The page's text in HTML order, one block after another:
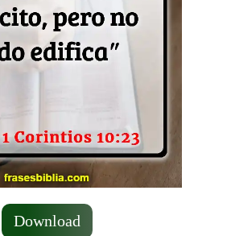
Download